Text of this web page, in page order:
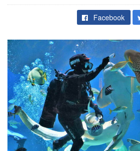
Facebook